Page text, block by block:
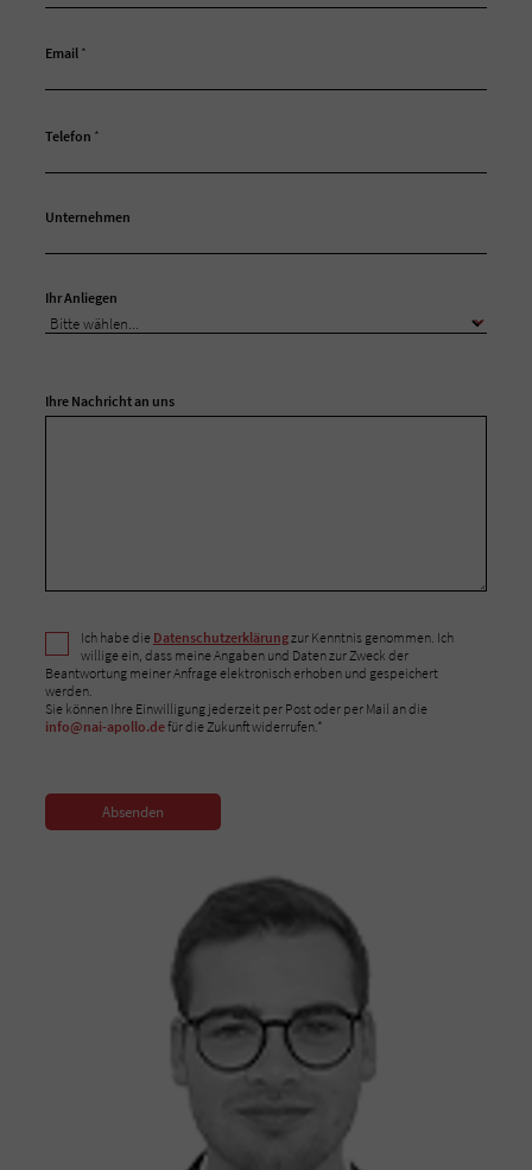
Email *
Telefon *
Unternehmen
Ihr Anliegen
Ihre Nachricht an uns
Ich habe die Datenschutzerklärungzur Kenntnis genommen. Ich
willige ein, dass meine Angaben und Daten zur Zweck der
Beantwortung meiner Anfrage elektronisch erhoben und gespeichert
werden.
Sie können Ihre Einwilligung jederzeit per Post oder per Mail an die
info@nai-apollo.defür die Zukunft widerrufen.*
Absenden